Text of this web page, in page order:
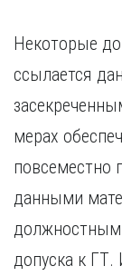
Некоторые
ссылается
мерах
повсеместно
данными
должностным
допуска к ГТ.